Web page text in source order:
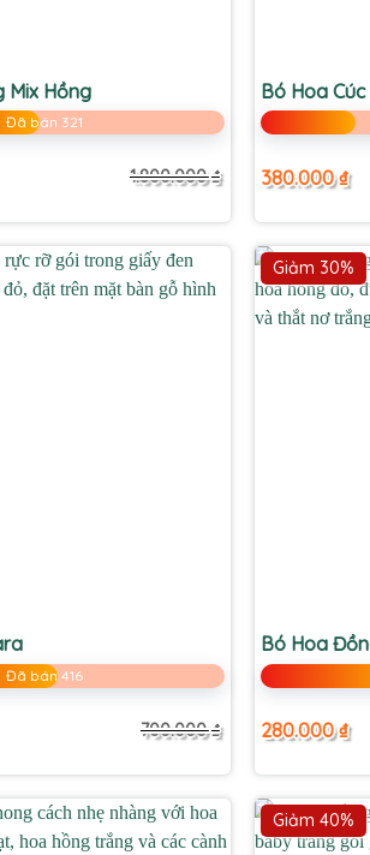
Mix Hồng
Đã bán 321
1.800.000₫Giá
là:
Giá
tại
1.500.000 ₫.
Bó Hoa
380.000₫
Đã bán 416
700.000₫Giá
là:
Giá
tại
550.000 ₫.
Giảm 30%
Bó Hoa
280.000₫
Giảm 40%